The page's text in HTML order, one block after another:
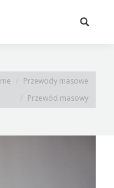
Search:
Przewody masowe
Przewód masowy